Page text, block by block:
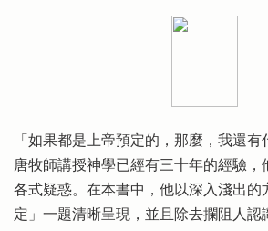
「如果都是上帝預定的，那麼，我還有
唐牧師講授神學已經有三十年的經驗，
各式疑惑。在本書中，他以深入淺出的
定」一題清晰呈現，並且除去攔阻人認